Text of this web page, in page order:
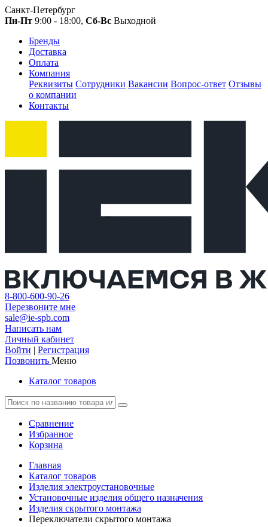
Санкт-Петербург
Пн-Пт 9:00 - 18:00, Сб-Вс Выходной
Бренды
Доставка
Оплата
Компания
Реквизиты Сотрудники Вакансии Вопрос-ответ Отзывы
о компании
Контакты
8-800-600-90-26
Перезвоните мне
sale@ie-spb.com
Написать нам
Личный кабинет
Войти | Регистрация
Позвонить Меню
Каталог товаров
Сравнение
Избранное
Корзина
Главная
Каталог товаров
Изделия электроустановочные
Установочные изделия общего назначения
Изделия скрытого монтажа
Переключатели скрытого монтажа